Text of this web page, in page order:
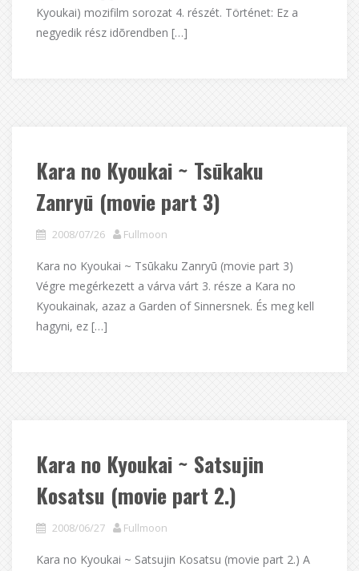
Kyoukai) mozifilm sorozat 4. részét. Történet: Ez a
negyedik rész idõrendben […]
Kara no Kyoukai ~ Tsūkaku
Zanryū (movie part 3)
2008/07/26 Fullmoon
Kara no Kyoukai ~ Tsūkaku Zanryū (movie part 3)
Végre megérkezett a várva várt 3. része a Kara no
Kyoukainak, azaz a Garden of Sinnersnek. És meg kell
hagyni, ez […]
Kara no Kyoukai ~ Satsujin
Kosatsu (movie part 2.)
2008/06/27 Fullmoon
Kara no Kyoukai ~ Satsujin Kosatsu (movie part 2.) A